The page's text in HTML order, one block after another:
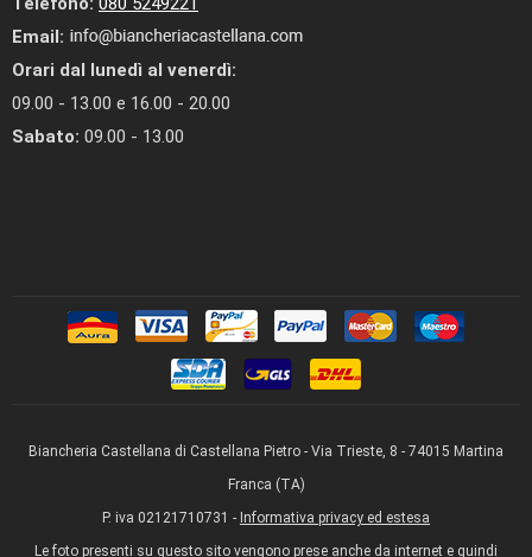
Email:
Orari dal lunedì al venerdì:
09.00 - 13.00 e 16.00 - 20.00
Sabato: 09.00 - 13.00
Biancheria Castellana di Castellana Pietro - Via Trieste, 8 - 74015 Martina
Franca (TA)
P. iva 02121710731 - Informativa privacy ed estesa
Le foto presenti su questo sito vengono prese anche da internet e quindi